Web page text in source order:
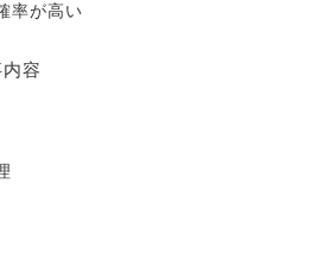
率が高い
容